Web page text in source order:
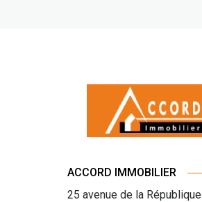
ACCORD IMMOBILIER
25 avenue de la République